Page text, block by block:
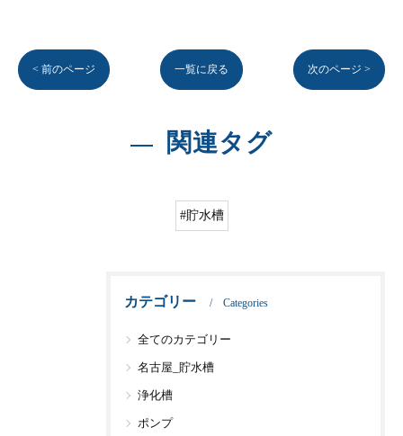
< 前のページ 一覧に戻る 次のページ >
関連タグ
#貯水槽
カテゴリー Categories
全てのカテゴリー
名古屋_貯水槽
浄化槽
ポンプ